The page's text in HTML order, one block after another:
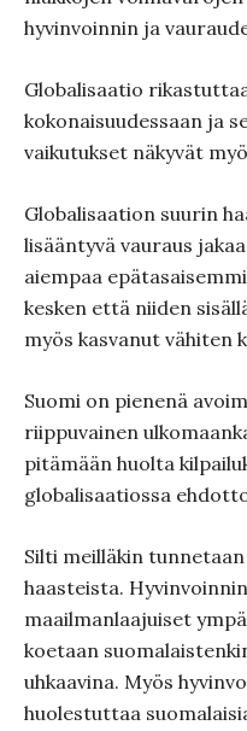
hyvinvoinnin ja
Globalisaatio
kokonaisuudessaan ja
vaikutukset näkyvät
Globalisaation suurin
lisääntyvä vauraus
aiempaa
kesken että niiden
myös kasvanut vähiten
Suomi on pienenä
riippuvainen
pitämään huolta
globalisaatiossa
Silti meilläkin
haasteista.
maailmanlaajuiset
koetaan
uhkaavina. Myös
huolestuttaa